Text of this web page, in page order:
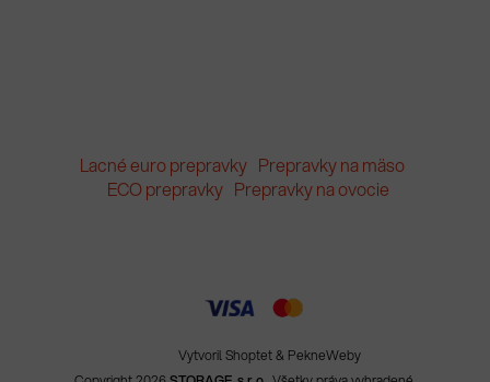
Lacné euro prepravky Prepravky na mäso
ECO prepravky Prepravky na ovocie
Vytvoril Shoptet& PekneWeby